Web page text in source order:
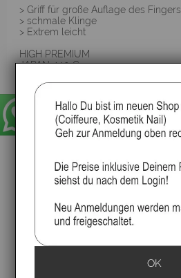
> Griff für große Auflage des Fingers
> schmale Klinge
> Extrem leicht
HIGH PREMIUM
JAPAN 440 C
Pro Click System
OK